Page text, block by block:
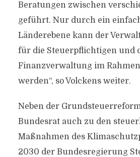
Beratungen zwischen
geführt. Nur durch ein
Länderebene kann der
für die Steuerpflichtigen und
Finanzverwaltung im
werden“, so Volckens weiter.
Neben der
Bundesrat auch zu den
Maßnahmen des
2030 der Bundesregierung